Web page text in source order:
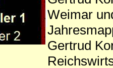
Weimar
Gertrud